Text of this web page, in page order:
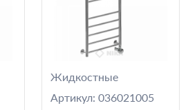
Жидкостные
Артикул: 036021005